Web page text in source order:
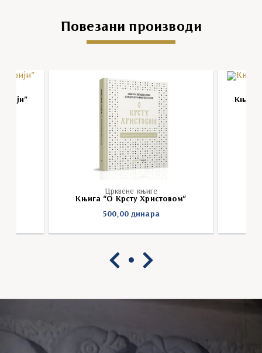
Повезани производи
Црквене књиге
Књига “О Крсту Христовом”
500,00динара
Књига